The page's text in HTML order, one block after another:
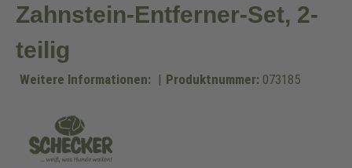
Zahnstein-Entferner-Set, 2-
teilig
Weitere Informationen: | Produktnummer: 073185